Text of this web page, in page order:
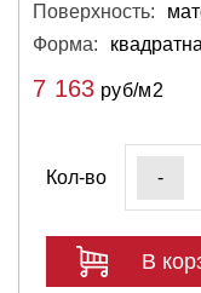
Поверхность:
Форма:
7 163 руб/м2
Кол-во -
В